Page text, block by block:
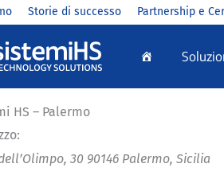
Storie di successo Partnership e
HS – Palermo
30 90146 Palermo, Sicilia